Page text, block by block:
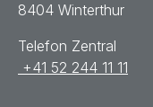
8404 Winterthur
Telefon Zentral
+41 52 244 11 11